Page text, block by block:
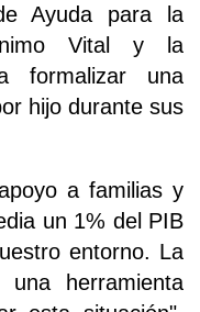
Ayuda para la
Vital y la
formalizar una
hijo durante sus
a familias y
un 1% del PIB
entorno. La
herramienta